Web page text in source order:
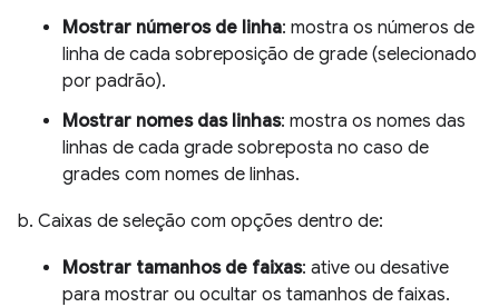
Mostrar números de linha: mostra os números de
linha de cada sobreposição de grade (selecionado
por padrão).
Mostrar nomes das linhas: mostra os nomes das
linhas de cada grade sobreposta no caso de
grades com nomes de linhas.
b. Caixas de seleção com opções dentro de:
Mostrar tamanhos de faixas: ative ou desative
para mostrar ou ocultar os tamanhos de faixas.